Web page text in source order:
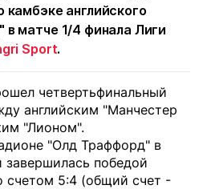
английского
матче 1/4 финала Лиги
Sport.
четвертьфинальный
английским "Манчестер
"Лионом".
"Олд Траффорд" в
завершилась победой
счетом 5:4 (общий счет -